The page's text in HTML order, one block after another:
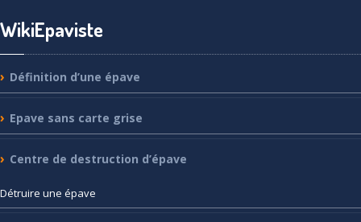
WikiEpaviste
Définition d’une épave
Epave sans carte grise
Centre de destruction d’épave
Détruire une épave